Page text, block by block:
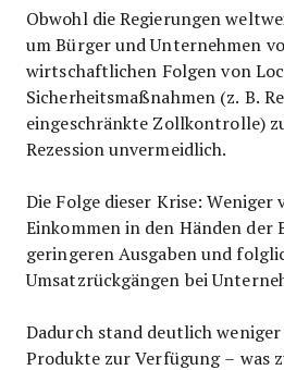
Obwohl die Regierungen
um Bürger und Unternehmen
wirtschaftlichen Folgen von
Sicherheitsmaßnahmen (z. B.
eingeschränkte Zollkontrolle)
Rezession unvermeidlich.
Die Folge dieser Krise: Weniger
Einkommen in den Händen der
geringeren Ausgaben und
Umsatzrückgängen bei
Dadurch stand deutlich
Produkte zur Verfügung – was